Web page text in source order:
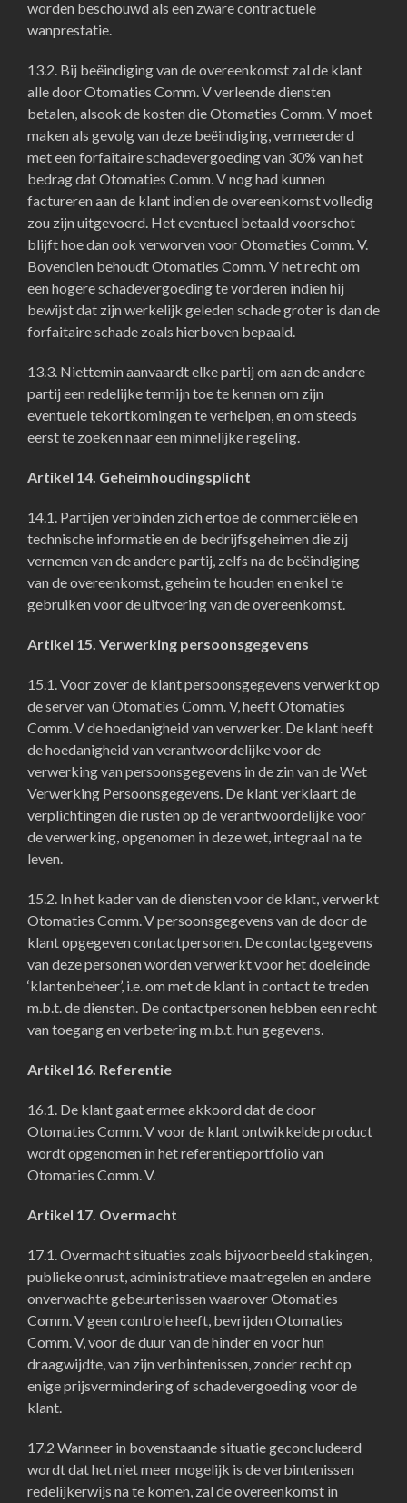
worden beschouwd als een zware contractuele
wanprestatie.
13.2. Bij beëindiging van de overeenkomst zal de klant
alle door Otomaties Comm. V verleende diensten
betalen, alsook de kosten die Otomaties Comm. V moet
maken als gevolg van deze beëindiging, vermeerderd
met een forfaitaire schadevergoeding van 30% van het
bedrag dat Otomaties Comm. V nog had kunnen
factureren aan de klant indien de overeenkomst volledig
zou zijn uitgevoerd. Het eventueel betaald voorschot
blijft hoe dan ook verworven voor Otomaties Comm. V.
Bovendien behoudt Otomaties Comm. V het recht om
een hogere schadevergoeding te vorderen indien hij
bewijst dat zijn werkelijk geleden schade groter is dan de
forfaitaire schade zoals hierboven bepaald.
13.3. Niettemin aanvaardt elke partij om aan de andere
partij een redelijke termijn toe te kennen om zijn
eventuele tekortkomingen te verhelpen, en om steeds
eerst te zoeken naar een minnelijke regeling.
Artikel 14. Geheimhoudingsplicht
14.1. Partijen verbinden zich ertoe de commerciële en
technische informatie en de bedrijfsgeheimen die zij
vernemen van de andere partij, zelfs na de beëindiging
van de overeenkomst, geheim te houden en enkel te
gebruiken voor de uitvoering van de overeenkomst.
Artikel 15. Verwerking persoonsgegevens
15.1. Voor zover de klant persoonsgegevens verwerkt op
de server van Otomaties Comm. V, heeft Otomaties
Comm. V de hoedanigheid van verwerker. De klant heeft
de hoedanigheid van verantwoordelijke voor de
verwerking van persoonsgegevens in de zin van de Wet
Verwerking Persoonsgegevens. De klant verklaart de
verplichtingen die rusten op de verantwoordelijke voor
de verwerking, opgenomen in deze wet, integraal na te
leven.
15.2. In het kader van de diensten voor de klant, verwerkt
Otomaties Comm. V persoonsgegevens van de door de
klant opgegeven contactpersonen. De contactgegevens
van deze personen worden verwerkt voor het doeleinde
‘klantenbeheer’, i.e. om met de klant in contact te treden
m.b.t. de diensten. De contactpersonen hebben een recht
van toegang en verbetering m.b.t. hun gegevens.
Artikel 16. Referentie
16.1. De klant gaat ermee akkoord dat de door
Otomaties Comm. V voor de klant ontwikkelde product
wordt opgenomen in het referentieportfolio van
Otomaties Comm. V.
Artikel 17. Overmacht
17.1. Overmacht situaties zoals bijvoorbeeld stakingen,
publieke onrust, administratieve maatregelen en andere
onverwachte gebeurtenissen waarover Otomaties
Comm. V geen controle heeft, bevrijden Otomaties
Comm. V, voor de duur van de hinder en voor hun
draagwijdte, van zijn verbintenissen, zonder recht op
enige prijsvermindering of schadevergoeding voor de
klant.
17.2 Wanneer in bovenstaande situatie geconcludeerd
wordt dat het niet meer mogelijk is de verbintenissen
redelijkerwijs na te komen, zal de overeenkomst in